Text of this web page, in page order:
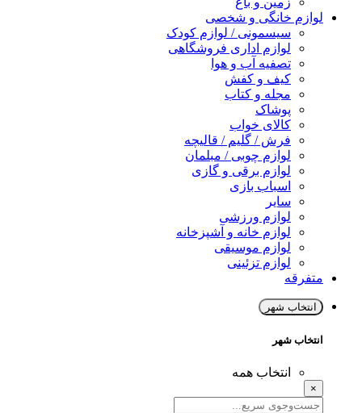
لوازم خانگی و شخصی
سیسمونی / لوازم کودک
لوازم اداری فروشگاهی
تصفیه آب و هوا
کیف و کفش
مجله و کتاب
پوشاک
کالای خواب
فرش / گلیم / قالیچه
لوازم چوبی / مبلمان
لوازم برقی و گازی
اسباب بازی
سایر
لوازم ورزشی
لوازم خانه و آشپزخانه
لوازم موسیقی
لوازم تزئینی
متفرقه
انتخاب شهر
انتخاب شهر
انتخاب همه
×